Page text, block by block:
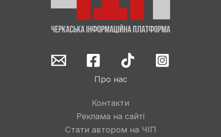
Про нас
Контакти
Реклама на сайті
Стати автором на ЧІП